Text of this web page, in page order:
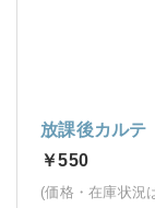
放課後カルテ
￥550
(価格・在庫状況